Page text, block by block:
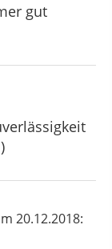
gut
20.12.2018: